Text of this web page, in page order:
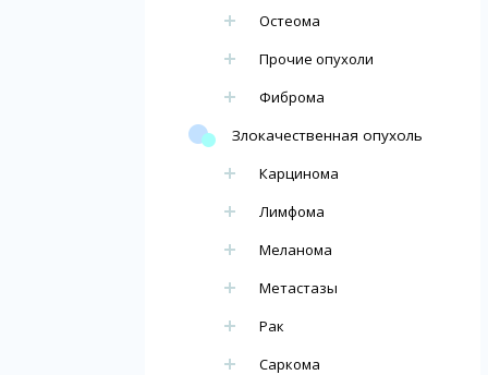
Остеома
Прочие опухоли
Фиброма
Злокачественная опухоль
Карцинома
Лимфома
Меланома
Метастазы
Рак
Саркома